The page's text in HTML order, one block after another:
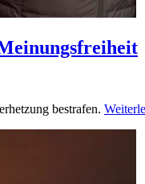
bestrafen.